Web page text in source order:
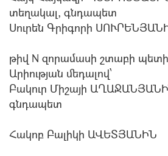
տեղակալ, գնդապետ
Սուրեն Գրիգորի
թիվ N զորամասի շտաբի
Արիության մեդալով՝
Բակուր Միշայի
գնդապետ
Հակոբ Բալիկի ԱՎԵՏՅԱՆԻՆ